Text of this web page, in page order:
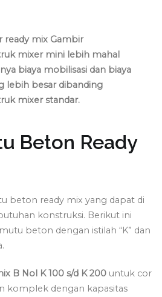
ready mix Gambir
mixer mini lebih mahal
biaya mobilisasi dan biaya
lebih besar dibanding
mixer standar.
Beton Ready
beton ready mix yang dapat di
konstruksi. Berikut ini
beton dengan istilah “K” dan
B Nol K 100 s/d K 200 untuk cor
komplek dengan kapasitas